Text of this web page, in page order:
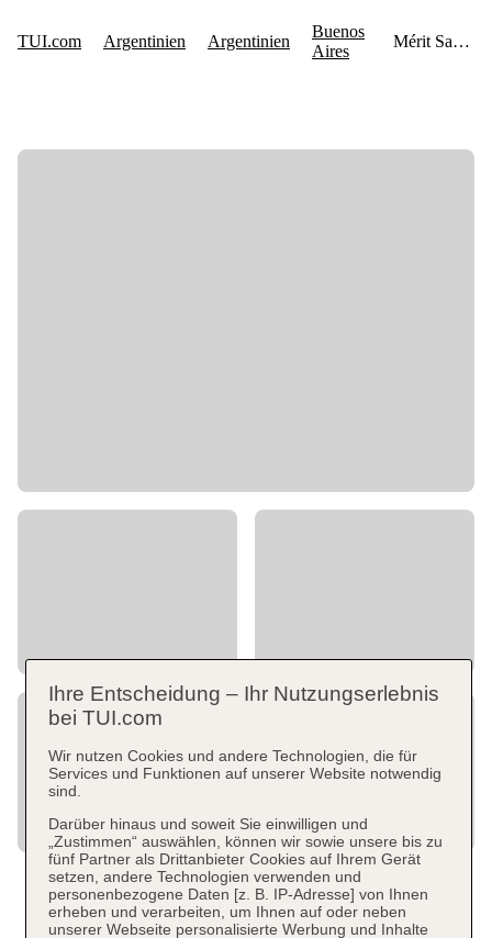
Ihre Entscheidung – Ihr Nutzungserlebnis
bei TUI.com
Wir nutzen Cookies und andere Technologien, die für
Services und Funktionen auf unserer Website notwendig
sind.
Darüber hinaus und soweit Sie einwilligen und
„Zustimmen“ auswählen, können wir sowie unsere bis zu
fünf Partner als Drittanbieter Cookies auf Ihrem Gerät
setzen, andere Technologien verwenden und
personenbezogene Daten [z. B. IP-Adresse] von Ihnen
erheben und verarbeiten, um Ihnen auf oder neben
unserer Webseite personalisierte Werbung und Inhalte